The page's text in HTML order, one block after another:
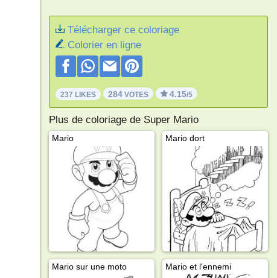
Télécharger ce coloriage
Colorier en ligne
237 LIKES 284VOTES 4.15/5
Plus de coloriage de Super Mario
Mario Mario dort
Mario sur une moto Mario et l'ennemi